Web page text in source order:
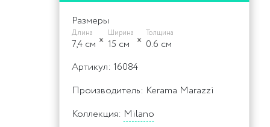
Размеры
Длина
7,4 cм
Ширина
15 cм
Толщина
0.6 cм
Артикул: 16084
Производитель: Kerama Marazzi
Коллекция: Milano